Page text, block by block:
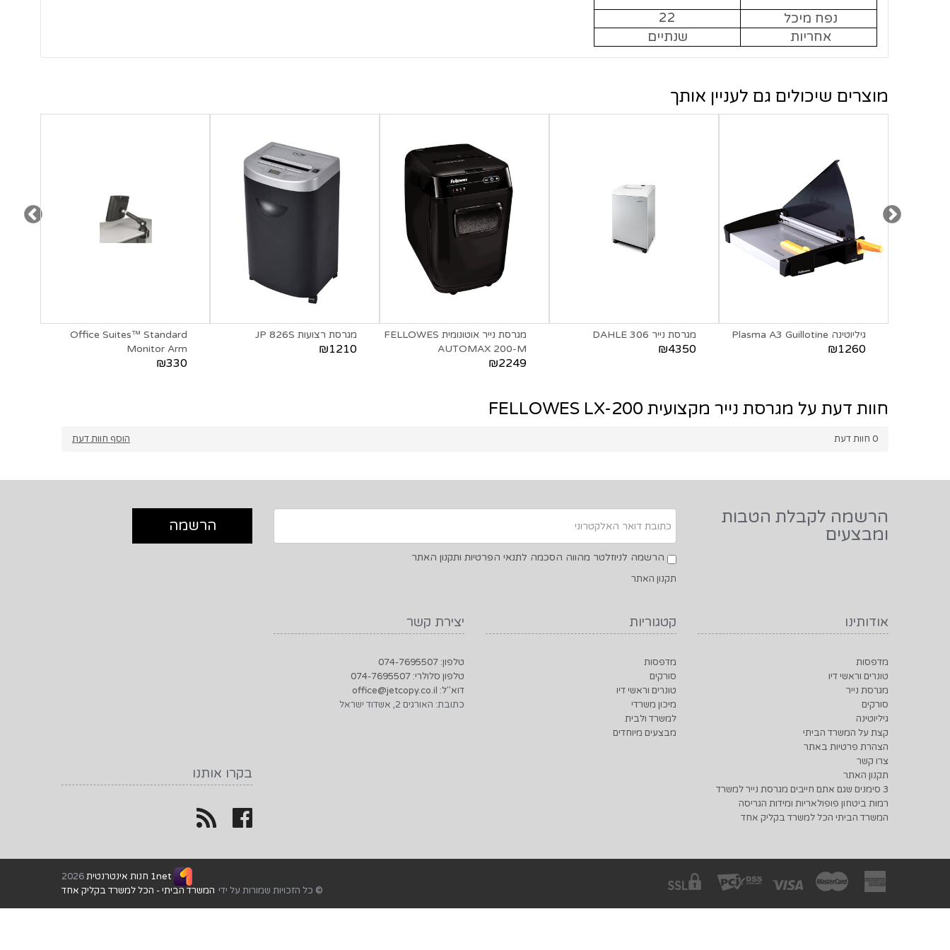
נפח מיכל
22
אחריות
שנתיים
מוצרים שיכולים גם לעניין אותך
Office Suites™ Standard
Monitor Arm
₪330
מגרסת רצועות JP 826S
₪1210
מגרסת נייר אוטונומית FELLOWES
AUTOMAX 200-M
₪2249
מגרסת נייר DAHLE 306
₪4350
גיליוטינה Plasma A3 Guillotine
₪1260
חוות דעת על מגרסת נייר מקצועית FELLOWES LX-200
0 חוות דעת הוסף חוות דעת
הרשמה לקבלת הטבות
ומבצעים
הרשמה לניוזלטר מהווה הסכמה לתנאי הפרטיות ותקנון האתר
תקנון האתר
אודותינו
מדפסות
טונרים וראשי דיו
מגרסת נייר
סורקים
גיליוטינה
קצת על המשרד הביתי
הצהרת פרטיות באתר
צרו קשר
תקנון האתר
3 סימנים שגם אתם חייבים מגרסת נייר למשרד
רמות ביטחון פופולאריות ומידות הגריסה
המשרד הביתי הכל למשרד בקליק אחד
קטגוריות
מדפסות
סורקים
טונרים וראשי דיו
מיכון משרדי
למשרד ולבית
מבצעים מיוחדים
יצירת קשר
טלפון: 074-7695507
טלפון סלולרי: 074-7695507
דוא"ל: office@jetcopy.co.il
כתובת: האורגים 2, אשדוד ישראל
בקרו אותנו
1net חנות אינטרנטית
2026
© כל הזכויות שמורות על ידי המשרד הביתי - הכל למשרד בקליק אחד